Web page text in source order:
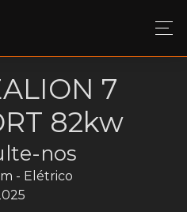
7
82kw
nos
- Elétrico